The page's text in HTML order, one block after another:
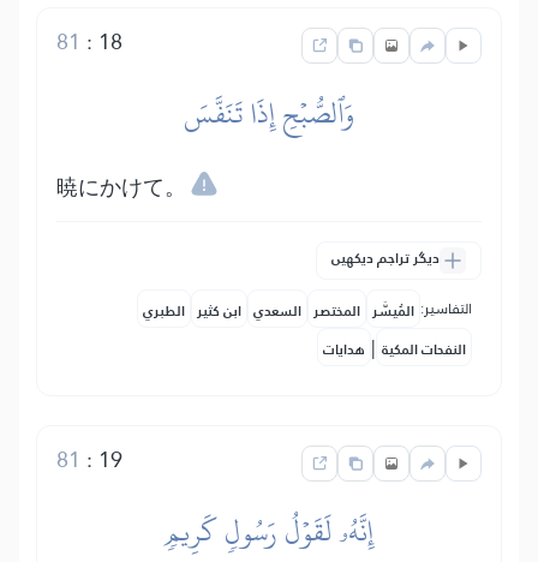
18
:
81
وَٱلصُّبۡحِ إِذَا تَنَفَّسَ
暁にかけて。
دیگر تراجم دیکھیں
التفاسير: المُيسَّر المختصر السعدي ابن كثير الطبري
النفحات المكية | هدايات
19
:
81
إِنَّهُۥ لَقَوۡلُ رَسُولٖ كَرِيمٖ